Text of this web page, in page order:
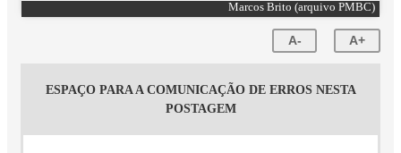
Marcos Brito (arquivo PMBC)
A- A+
ESPAÇO PARA A COMUNICAÇÃO DE ERROS NESTA
POSTAGEM